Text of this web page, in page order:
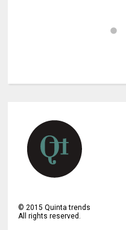
©2015 Quinta trends
All rights reserved.